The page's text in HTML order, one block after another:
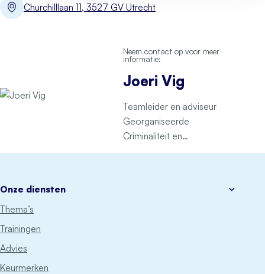
Churchilllaan 11, 3527 GV Utrecht
Neem contact op voor meer
informatie:
Joeri Vig
Teamleider en adviseur
Georganiseerde
Criminaliteit en
Ondermijning (GCO)
Onze diensten
Thema’s
Trainingen
Advies
Keurmerken